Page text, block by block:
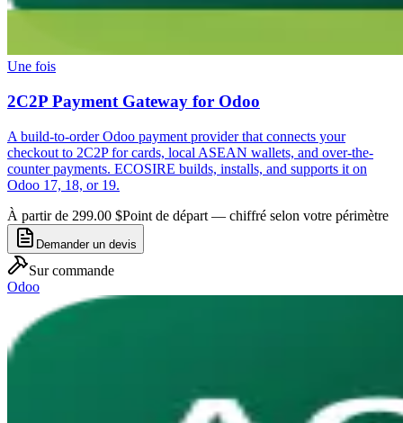
Une fois
2C2P Payment Gateway for Odoo
A build-to-order Odoo payment provider that connects your
checkout to 2C2P for cards, local ASEAN wallets, and over-the-
counter payments. ECOSIRE builds, installs, and supports it on
Odoo 17, 18, or 19.
À partir de 299.00 $Point de départ — chiffré selon votre périmètre
Demander un devis
Sur commande
Odoo